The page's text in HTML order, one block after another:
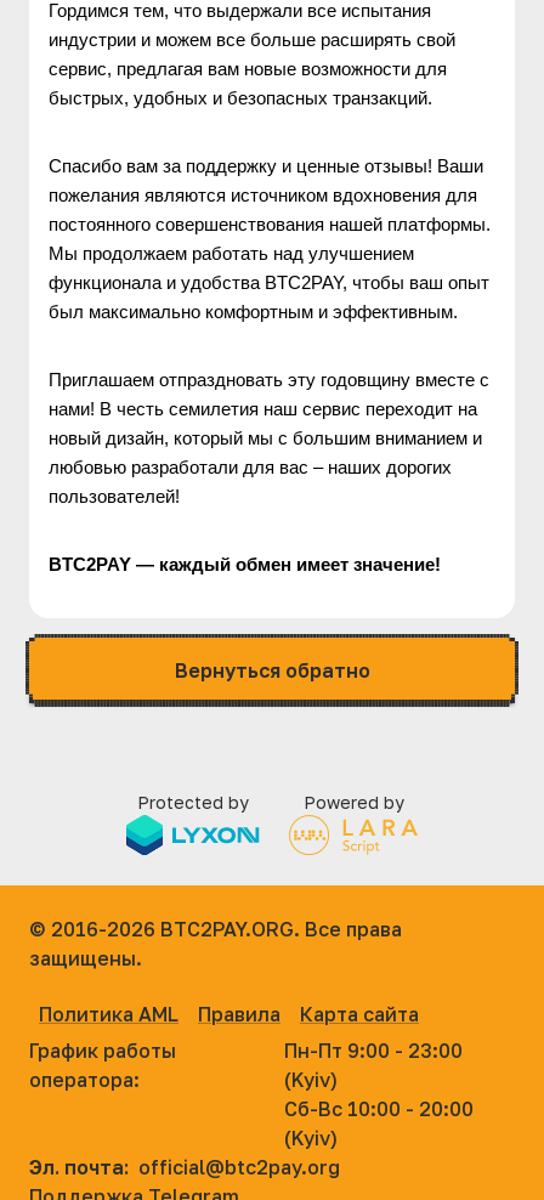
Гордимся тем, что выдержали все испытания
индустрии и можем все больше расширять свой
сервис, предлагая вам новые возможности для
быстрых, удобных и безопасных транзакций.
Спасибо вам за поддержку и ценные отзывы! Ваши
пожелания являются источником вдохновения для
постоянного совершенствования нашей платформы.
Мы продолжаем работать над улучшением
функционала и удобства BTC2PAY, чтобы ваш опыт
был максимально комфортным и эффективным.
Приглашаем отпраздновать эту годовщину вместе с
нами! В честь семилетия наш сервис переходит на
новый дизайн, который мы с большим вниманием и
любовью разработали для вас – наших дорогих
пользователей!
BTC2PAY — каждый обмен имеет значение!
Вернуться обратно
Protected by Powered by
© 2016-2026 BTC2PAY.ORG. Все права
защищены.
Политика AML Правила
Карта сайта
График работы
оператора:
Пн-Пт 9:00 - 23:00
(Kyiv)
Сб-Вс 10:00 - 20:00
(Kyiv)
Эл. почта: official@btc2pay.org